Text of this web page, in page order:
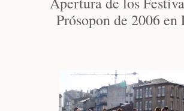
Prósopon de 2006 en